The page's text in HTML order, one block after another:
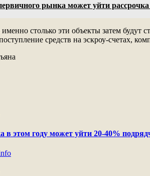
рынка может уйти
столько эти объекты затем
средств на эскроу-счетах,
в этом году может уйти 20-40%